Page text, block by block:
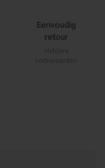
Eenvoudig
retour
Heldere
voorwaarden